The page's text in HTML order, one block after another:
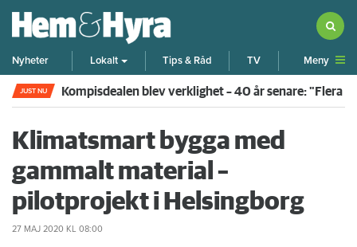
Nyheter Lokalt Tips & Råd TV Meny
JUST NU Rökte inomhus och övergav lägenheten – nu kräver
Klimatsmart bygga med
gammalt material –
pilotprojekt i Helsingborg
27 MAJ 2020 KL 08:00